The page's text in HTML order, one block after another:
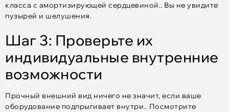
класса с амортизирующей сердцевиной.. Вы не увидите
пузырей и шелушения.
Шаг 3: Проверьте их
индивидуальные внутренние
возможности
Прочный внешний вид ничего не значит, если ваше
оборудование подпрыгивает внутри.. Посмотрите